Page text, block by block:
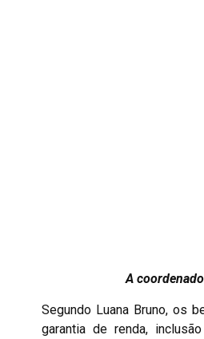
A
Segundo Luana Bruno, os
garantia de renda,